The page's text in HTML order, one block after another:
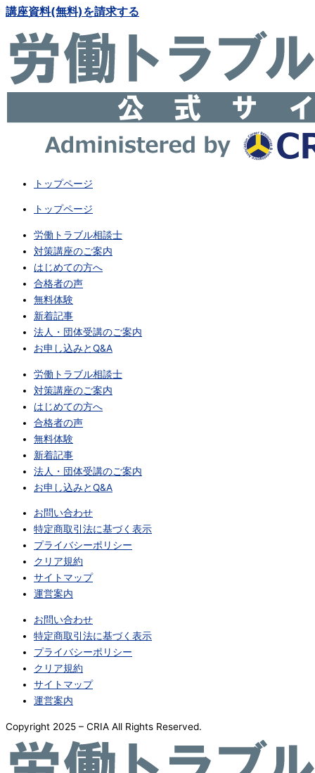
講座資料(無料)を請求する
トップページ
トップページ
労働トラブル相談士
対策講座のご案内
はじめての方へ
合格者の声
無料体験
新着記事
法人・団体受講のご案内
お申し込みとQ&A
労働トラブル相談士
対策講座のご案内
はじめての方へ
合格者の声
無料体験
新着記事
法人・団体受講のご案内
お申し込みとQ&A
お問い合わせ
特定商取引法に基づく表示
プライバシーポリシー
クリア規約
サイトマップ
運営案内
お問い合わせ
特定商取引法に基づく表示
プライバシーポリシー
クリア規約
サイトマップ
運営案内
Copyright 2025 – CRIA All Rights Reserved.